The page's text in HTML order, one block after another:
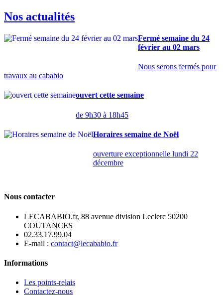
Nos actualités
Fermé semaine du 24
février au 02 mars
Nous serons fermés pour
travaux au cababio
ouvert cette semaine
de 9h30 à 18h45
Horaires semaine de Noël
ouverture exceptionnelle lundi 22
décembre
Nous contacter
LECABABIO.fr, 88 avenue division Leclerc 50200
COUTANCES
02.33.17.99.04
E-mail : contact@lecababio.fr
Informations
Les points-relais
Contactez-nous